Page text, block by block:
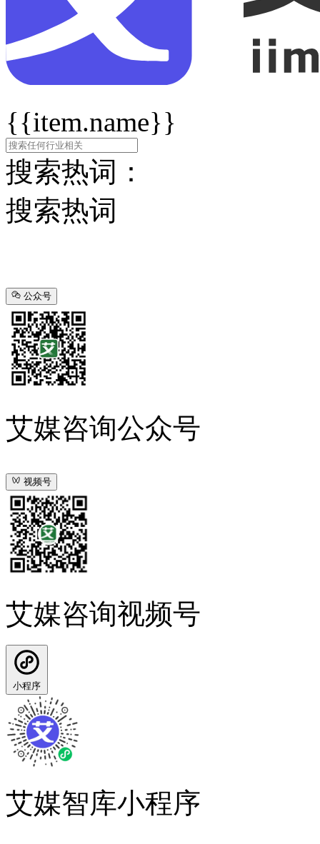
{{item.name}}
搜索热词：
搜索热词
公众号
艾媒咨询公众号
视频号
艾媒咨询视频号
小程序
艾媒智库小程序